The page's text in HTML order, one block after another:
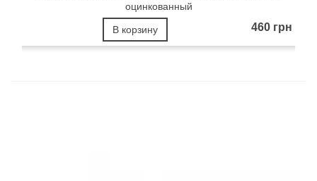
оцинкованный
460 грн
В корзину